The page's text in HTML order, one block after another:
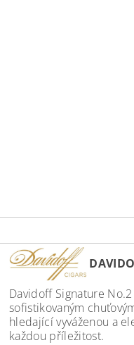
Davidoff Signature
sofistikovaným
hledající vyváženou a
každou příležitost.